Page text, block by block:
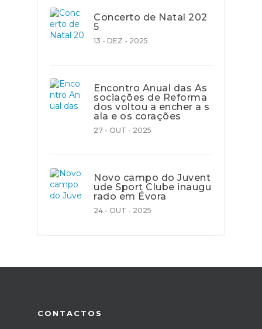
Concerto de Natal 202
5
13 - DEZ - 2025
Encontro Anual das As
sociações de Reforma
dos voltou a encher a s
ala e os corações
27 - OUT - 2025
Novo campo do Juvent
ude Sport Clube inaugu
rado em Évora
24 - OUT - 2025
CONTACTOS